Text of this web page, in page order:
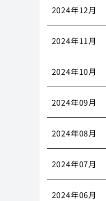
2024年12月
2024年11月
2024年10月
2024年09月
2024年08月
2024年07月
2024年06月